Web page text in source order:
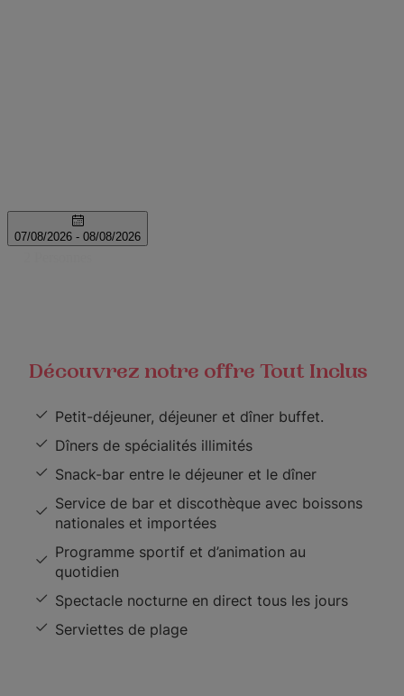
Découvrez notre offre Tout Inclus
Petit-déjeuner, déjeuner et dîner buffet.
Dîners de spécialités illimités
Snack-bar entre le déjeuner et le dîner
Service de bar et discothèque avec boissons
nationales et importées
Programme sportif et d’animation au
quotidien
Spectacle nocturne en direct tous les jours
Serviettes de plage